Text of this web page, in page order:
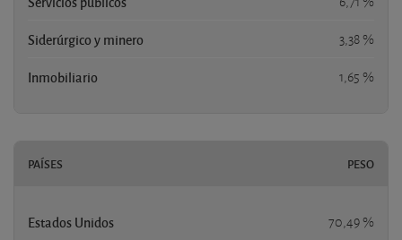
Siderúrgico y minero 3,38 %
Inmobiliario 1,65 %
PAÍSES PESO
Estados Unidos 70,49 %